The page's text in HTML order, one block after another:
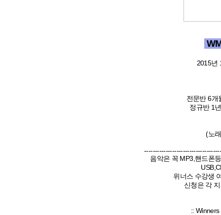
2015년
전문반 6개
정규반 1
(노래
음악은 꼭 MP3,핸드폰
위너스 수강생
신청은 각
::